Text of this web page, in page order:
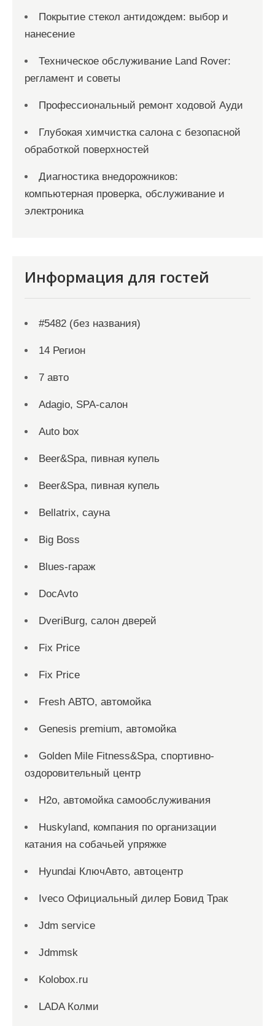
Покрытие стекол антидождем: выбор и
нанесение
Техническое обслуживание Land Rover:
регламент и советы
Профессиональный ремонт ходовой Ауди
Глубокая химчистка салона с безопасной
обработкой поверхностей
Диагностика внедорожников:
компьютерная проверка, обслуживание и
электроника
Информация для гостей
#5482 (без названия)
14 Регион
7 авто
Adagio, SPA-салон
Auto box
Beer&Spa, пивная купель
Beer&Spa, пивная купель
Bellatrix, сауна
Big Boss
Blues-гараж
DocAvto
DveriBurg, салон дверей
Fix Price
Fix Price
Fresh АВТО, автомойка
Genesis premium, автомойка
Golden Mile Fitness&Spa, спортивно-
оздоровительный центр
H2o, автомойка самообслуживания
Huskyland, компания по организации
катания на собачьей упряжке
Hyundai КлючАвто, автоцентр
Iveco Официальный дилер Бовид Трак
Jdm service
Jdmmsk
Kolobox.ru
LADA Колми